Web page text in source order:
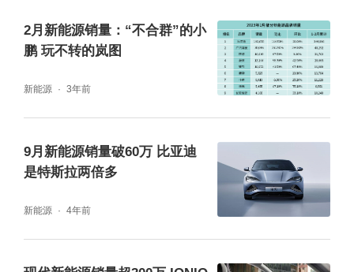
迪的燃油车盈利能力要弱于比亚迪的电动汽
车，所以砍掉燃油车对比亚迪的整体盈利能力
是有提升的。”
2月新能源销量：“不合群”的小
鹏 玩不转的岚图
新能源 3年前
9月新能源销量破60万 比亚迪
是特斯拉两倍多
新能源 4年前